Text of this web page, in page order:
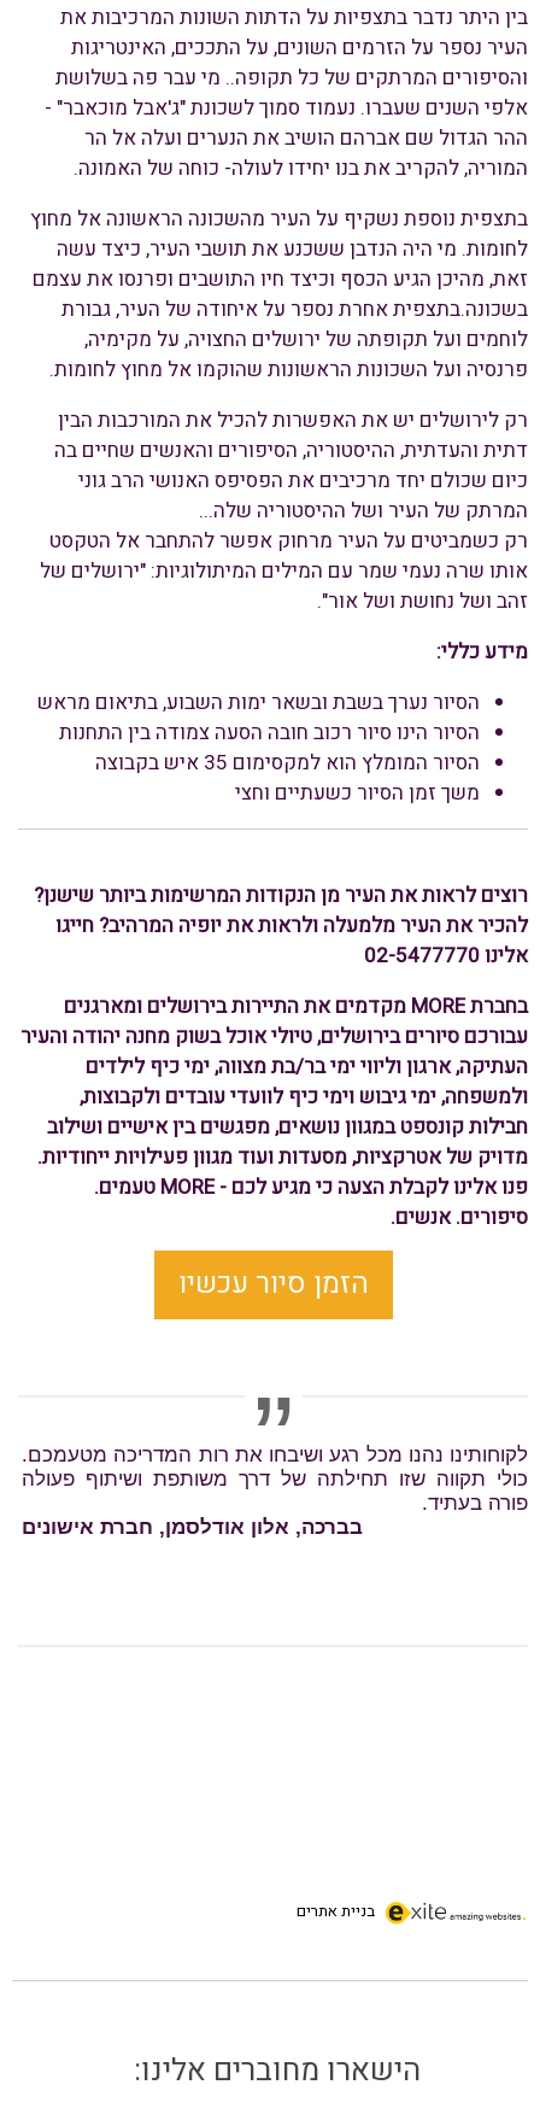
בין היתר נדבר בתצפיות על הדתות השונות המרכיבות את
העיר נספר על הזרמים השונים, על התככים, האינטריגות
והסיפורים המרתקים של כל תקופה.. מי עבר פה בשלושת
אלפי השנים שעברו. נעמוד סמוך לשכונת "ג'אבל מוכאבר" -
ההר הגדול שם אברהם הושיב את הנערים ועלה אל הר
המוריה, להקריב את בנו יחידו לעולה- כוחה של האמונה.
בתצפית נוספת נשקיף על העיר מהשכונה הראשונה אל מחוץ
לחומות. מי היה הנדבן ששכנע את תושבי העיר, כיצד עשה
זאת, מהיכן הגיע הכסף וכיצד חיו התושבים ופרנסו את עצמם
בשכונה.בתצפית אחרת נספר על איחודה של העיר, גבורת
לוחמים ועל תקופתה של ירושלים החצויה, על מקימיה,
פרנסיה ועל השכונות הראשונות שהוקמו אל מחוץ לחומות.
רק לירושלים יש את האפשרות להכיל את המורכבות הבין
דתית והעדתית, ההיסטוריה, הסיפורים והאנשים שחיים בה
כיום שכולם יחד מרכיבים את הפסיפס האנושי הרב גוני
המרתק של העיר ושל ההיסטוריה שלה...
רק כשמביטים על העיר מרחוק אפשר להתחבר אל הטקסט
אותו שרה נעמי שמר עם המילים המיתולוגיות: "ירושלים של
זהב ושל נחושת ושל אור".
מידע כללי:
הסיור נערך בשבת ובשאר ימות השבוע, בתיאום מראש
הסיור הינו סיור רכוב חובה הסעה צמודה בין התחנות
הסיור המומלץ הוא למקסימום 35 איש בקבוצה
משך זמן הסיור כשעתיים וחצי
רוצים לראות את העיר מן הנקודות המרשימות ביותר שישנן?
להכיר את העיר מלמעלה ולראות את יופיה המרהיב? חייגו
אלינו 02-5477770
בחברת MORE מקדמים את התיירות בירושלים ומארגנים
עבורכם סיורים בירושלים, טיולי אוכל בשוק מחנה יהודה והעיר
העתיקה, ארגון וליווי ימי בר/בת מצווה, ימי כיף לילדים
ולמשפחה, ימי גיבוש וימי כיף לוועדי עובדים ולקבוצות,
חבילות קונספט במגוון נושאים, מפגשים בין אישיים ושילוב
מדויק של אטרקציות, מסעדות ועוד מגוון פעילויות ייחודיות.
פנו אלינו לקבלת הצעה כי מגיע לכם - MORE טעמים.
סיפורים. אנשים.
הזמן סיור עכשיו
בניית אתרים
הישארו מחוברים אלינו: